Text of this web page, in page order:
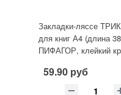
Закладки-ляссе
для книг А4 (длина
ПИФАГОР, клейкий
59.90 руб